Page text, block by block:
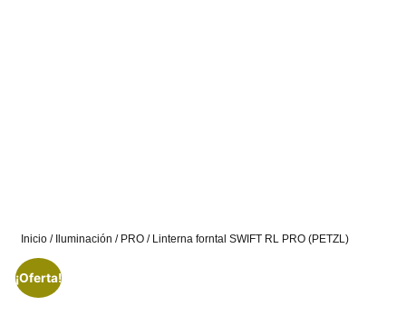
Inicio / Iluminación / PRO / Linterna forntal SWIFT RL PRO (PETZL)
¡Oferta!